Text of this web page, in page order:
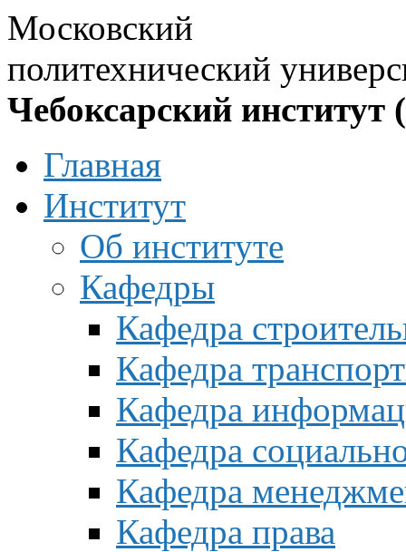
Московский
политехнический
Чебоксарский институт
Главная
Институт
Об институте
Кафедры
Кафедра
Кафедра
Кафедра
Кафедра
Кафедра
Кафедра права